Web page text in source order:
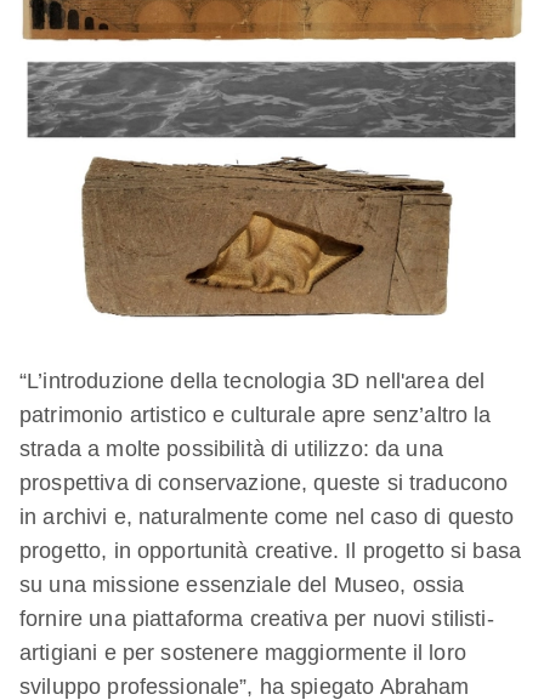
“L’introduzione della tecnologia 3D nell'area del
patrimonio artistico e culturale apre senz’altro la
strada a molte possibilità di utilizzo: da una
prospettiva di conservazione, queste si traducono
in archivi e, naturalmente come nel caso di questo
progetto, in opportunità creative. Il progetto si basa
su una missione essenziale del Museo, ossia
fornire una piattaforma creativa per nuovi stilisti-
artigiani e per sostenere maggiormente il loro
sviluppo professionale”, ha spiegato Abraham